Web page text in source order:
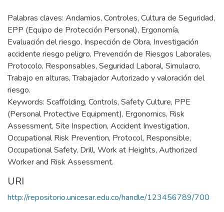
Palabras claves: Andamios, Controles, Cultura de Seguridad,
EPP (Equipo de Protección Personal), Ergonomía,
Evaluación del riesgo, Inspección de Obra, Investigación
accidente riesgo peligro, Prevención de Riesgos Laborales,
Protocolo, Responsables, Seguridad Laboral, Simulacro,
Trabajo en alturas, Trabajador Autorizado y valoración del
riesgo.
Keywords: Scaffolding, Controls, Safety Culture, PPE
(Personal Protective Equipment), Ergonomics, Risk
Assessment, Site Inspection, Accident Investigation,
Occupational Risk Prevention, Protocol, Responsible,
Occupational Safety, Drill, Work at Heights, Authorized
Worker and Risk Assessment.
URI
http://repositorio.unicesar.edu.co/handle/123456789/700